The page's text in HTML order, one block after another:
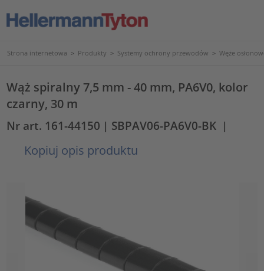
Strona internetowa > Produkty > Systemy ochrony przewodów > Węże
Wąż spiralny 7,5 mm - 40 mm, PA6V0, kolor
czarny, 30 m
Nr art. 161-44150 | SBPAV06-PA6V0-BK |
Kopiuj opis produktu